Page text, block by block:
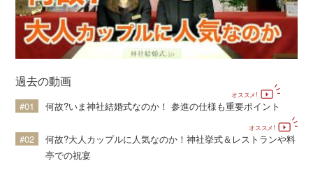
神前式とは
過去の動画
#01 何故?いま神社結婚式なのか！ 参進の仕様も重要ポイント
#02
何故?大人カップルに人気なのか！神社挙式＆レストランや料
亭での祝宴